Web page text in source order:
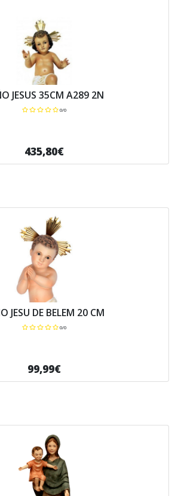
JESUS 35CM A289 2N
0/0
435,80€
JESU DE BELEM 20 CM
0/0
99,99€